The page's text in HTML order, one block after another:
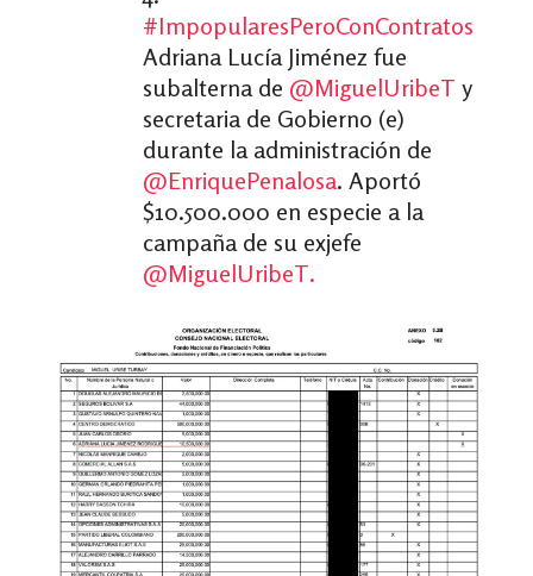
#ImpopularesPeroConContratos
Adriana Lucía Jiménez fue
subalterna de @MiguelUribeT y
secretaria de Gobierno (e)
durante la administración de
@EnriquePenalosa. Aportó
$10.500.000 en especie a la
campaña de su exjefe
@MiguelUribeT.